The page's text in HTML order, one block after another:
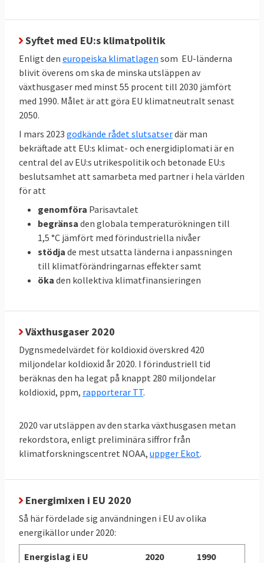
EU-genomsnitt
25
procent
42,5 – 45
procent
Sverige
procent
bindande
EU-mål
Källor
Svenskarnas energianvändning
och utsläpp i EU
När all energi som förbrukas i ett EU-land,
delas med antalet invånare framgår vilka
som förbrukar mest energi. Svenskarna
förbrukar mer energi än andra i EU räknat
per person och hamnar på delad tredje plats
i förbrukningsligan efter Luxemburg och
Finland. Minst energi per person i EU
TABELL 4.
Energianvändning
2011 2021 Förändring
EU-genomsnitt 3,21
toe toe
Sverige
5,03
4,21
- 16 %
Syftet med EU:s klimatpolitik
Enligt den europeiska klimatlagen som EU-länderna
blivit överens om ska de minska utsläppen av
växthusgaser med minst 55 procent till 2030 jämfört
med 1990. Målet är att göra EU klimatneutralt senast
2050.
I mars 2023 godkände rådet slutsatserdär man
bekräftade att EU:s klimat- och energidiplomati är en
central del av EU:s utrikespolitik och betonade EU:s
beslutsamhet att samarbeta med partner i hela världen
för att
genomföra Parisavtalet
begränsa den globala temperaturökningen till
1,5 °C jämfört med förindustriella nivåer
stödja de mest utsatta länderna i anpassningen
till klimatförändringarnas effekter samt
öka den kollektiva klimatfinansieringen
Växthusgaser 2020
Dygnsmedelvärdet för koldioxid överskred 420
miljondelar koldioxid år 2020. I förindustriell tid
beräknas den ha legat på knappt 280 miljondelar
koldioxid, ppm, rapporterar TT.
2020 var utsläppen av den starka växthusgasen metan
rekordstora, enligt preliminära siffror från
klimatforskningscentret NOAA, uppger Ekot.
Energimixen i EU 2020
Så här fördelade sig användningen i EU av olika
energikällor under 2020:
Energislag i EU 2020 1990